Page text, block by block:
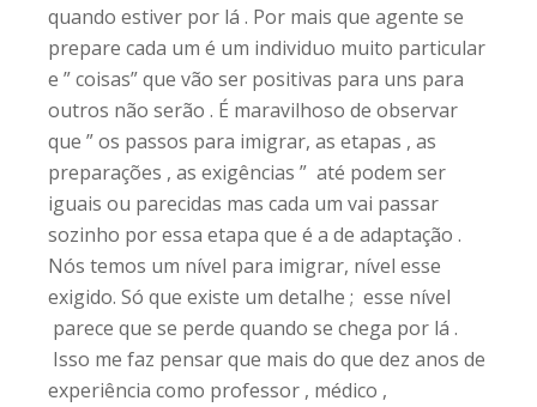
quando estiver por lá . Por mais que agente se
prepare cada um é um individuo muito particular
e ” coisas” que vão ser positivas para uns para
outros não serão . É maravilhoso de observar
que ” os passos para imigrar, as etapas , as
preparações , as exigências ” até podem ser
iguais ou parecidas mas cada um vai passar
sozinho por essa etapa que é a de adaptação .
Nós temos um nível para imigrar, nível esse
exigido. Só que existe um detalhe ; esse nível
parece que se perde quando se chega por lá .
Isso me faz pensar que mais do que dez anos de
experiência como professor , médico ,